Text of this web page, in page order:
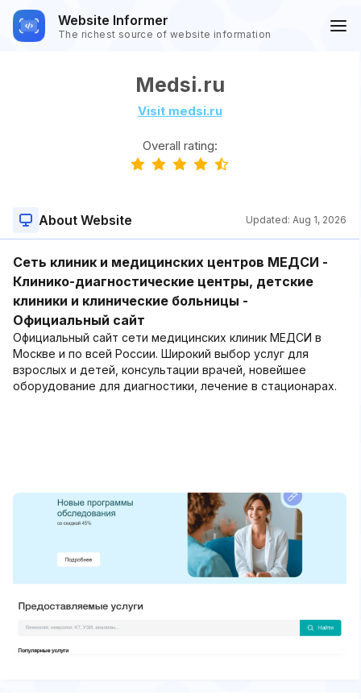
Website Informer
The richest source of website information
Medsi.ru
Visit medsi.ru
Overall rating:
About Website Updated: Aug 1, 2026
Сеть клиник и медицинских центров МЕДСИ -
Клинико-диагностические центры, детские
клиники и клинические больницы -
Официальный сайт
Официальный сайт сети медицинских клиник МЕДСИ в
Москве и по всей России. Широкий выбор услуг для
взрослых и детей, консультации врачей, новейшее
оборудование для диагностики, лечение в стационарах.